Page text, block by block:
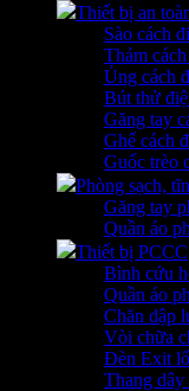
Thiết bị an
Sào cách
Thảm
Ủng cách
Bút thử
Găng tay
Ghế cách
Guốc trèo
Phòng sạch,
Găng tay
Quần áo
Thiết bị PCCC
Bình cứu
Quần áo
Chăn dập
Vòi chữa
Đèn Exit
Thang dây